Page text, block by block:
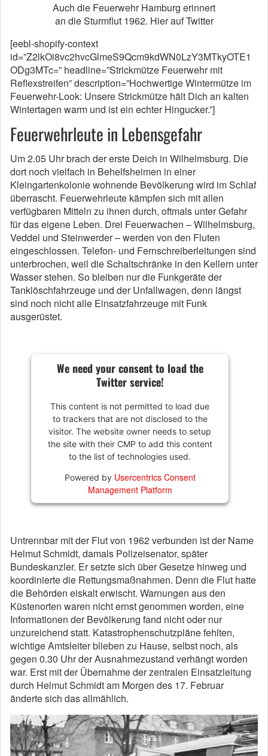
Auch die Feuerwehr Hamburg erinnert
an die Sturmflut 1962. Hier auf Twitter
[eebl-shopify-context
id=”Z2lkOi8vc2hvcGlmeS9Qcm9kdWN0LzY3MTkyOTE1
ODg3MTc=” headline=”Strickmütze Feuerwehr mit
Reflexstreifen” description=”Hochwertige Wintermütze im
Feuerwehr-Look: Unsere Strickmütze hält Dich an kalten
Wintertagen warm und ist ein echter Hingucker.”]
Feuerwehrleute in Lebensgefahr
Um 2.05 Uhr brach der erste Deich in Wilhelmsburg. Die
dort noch vielfach in Behelfsheimen in einer
Kleingartenkolonie wohnende Bevölkerung wird im Schlaf
überrascht. Feuerwehrleute kämpfen sich mit allen
verfügbaren Mitteln zu ihnen durch, oftmals unter Gefahr
für das eigene Leben. Drei Feuerwachen – Wilhelmsburg,
Veddel und Steinwerder – werden von den Fluten
eingeschlossen. Telefon- und Fernschreiberleitungen sind
unterbrochen, weil die Schaltschränke in den Kellern unter
Wasser stehen. So bleiben nur die Funkgeräte der
Tanklöschfahrzeuge und der Unfallwagen, denn längst
sind noch nicht alle Einsatzfahrzeuge mit Funk
ausgerüstet.
We need your consent to load the
Twitter service!
This content is not permitted to load due
to trackers that are not disclosed to the
visitor. The website owner needs to setup
the site with their CMP to add this content
to the list of technologies used.
Powered by Usercentrics Consent
Management Platform
Untrennbar mit der Flut von 1962 verbunden ist der Name
Helmut Schmidt, damals Polizeisenator, später
Bundeskanzler. Er setzte sich über Gesetze hinweg und
koordinierte die Rettungsmaßnahmen. Denn die Flut hatte
die Behörden eiskalt erwischt. Warnungen aus den
Küstenorten waren nicht ernst genommen worden, eine
Informationen der Bevölkerung fand nicht oder nur
unzureichend statt. Katastrophenschutzpläne fehlten,
wichtige Amtsleiter blieben zu Hause, selbst noch, als
gegen 0.30 Uhr der Ausnahmezustand verhängt worden
war. Erst mit der Übernahme der zentralen Einsatzleitung
durch Helmut Schmidt am Morgen des 17. Februar
änderte sich das allmählich.